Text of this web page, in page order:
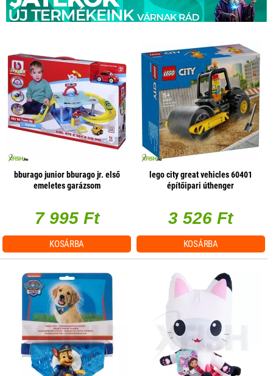
bburago junior bburago jr. első
emeletes garázsom
7 995 Ft
KOSÁRBA
lego city great vehicles 60401
építőipari úthenger
3 526 Ft
KOSÁRBA